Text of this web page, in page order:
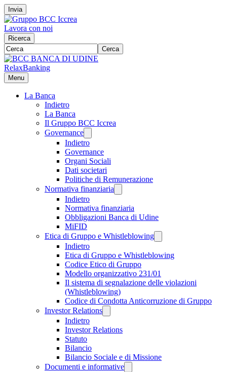
Invia
Lavora con noi
Ricerca
Cerca
RelaxBanking
Menu
La Banca
Indietro
La Banca
Il Gruppo BCC Iccrea
Governance
Indietro
Governance
Organi Sociali
Dati societari
Politiche di Remunerazione
Normativa finanziaria
Indietro
Normativa finanziaria
Obbligazioni Banca di Udine
MiFID
Etica di Gruppo e Whistleblowing
Indietro
Etica di Gruppo e Whistleblowing
Codice Etico di Gruppo
Modello organizzativo 231/01
Il sistema di segnalazione delle violazioni
(Whistleblowing)
Codice di Condotta Anticorruzione di Gruppo
Investor Relations
Indietro
Investor Relations
Statuto
Bilancio
Bilancio Sociale e di Missione
Documenti e informative